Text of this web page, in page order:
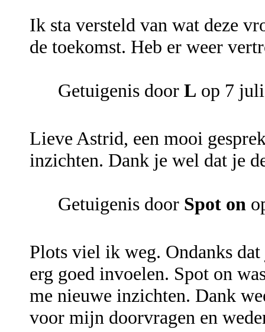
Ik sta versteld van wat deze
de toekomst. Heb er weer
Getuigenis door L op 7
Lieve Astrid, een mooi
inzichten. Dank je wel dat je
Getuigenis door Spot on
Plots viel ik weg. Ondanks
erg goed invoelen. Spot on
me nieuwe inzichten. Dank
voor mijn doorvragen en